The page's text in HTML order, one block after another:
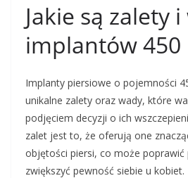
Jakie są zalety
implantów 450
Implanty piersiowe o pojemności
unikalne zalety oraz wady, które
podjęciem decyzji o ich
zalet jest to, że oferują one
objętości piersi, co może
zwiększyć pewność siebie u